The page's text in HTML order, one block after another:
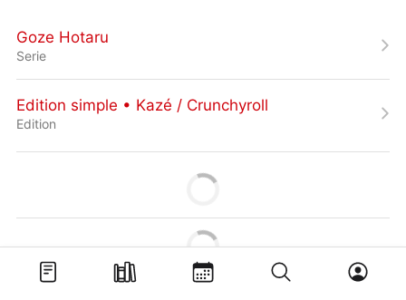
Goze Hotaru
Serie
Edition simple • Kazé / Crunchyroll
Edition